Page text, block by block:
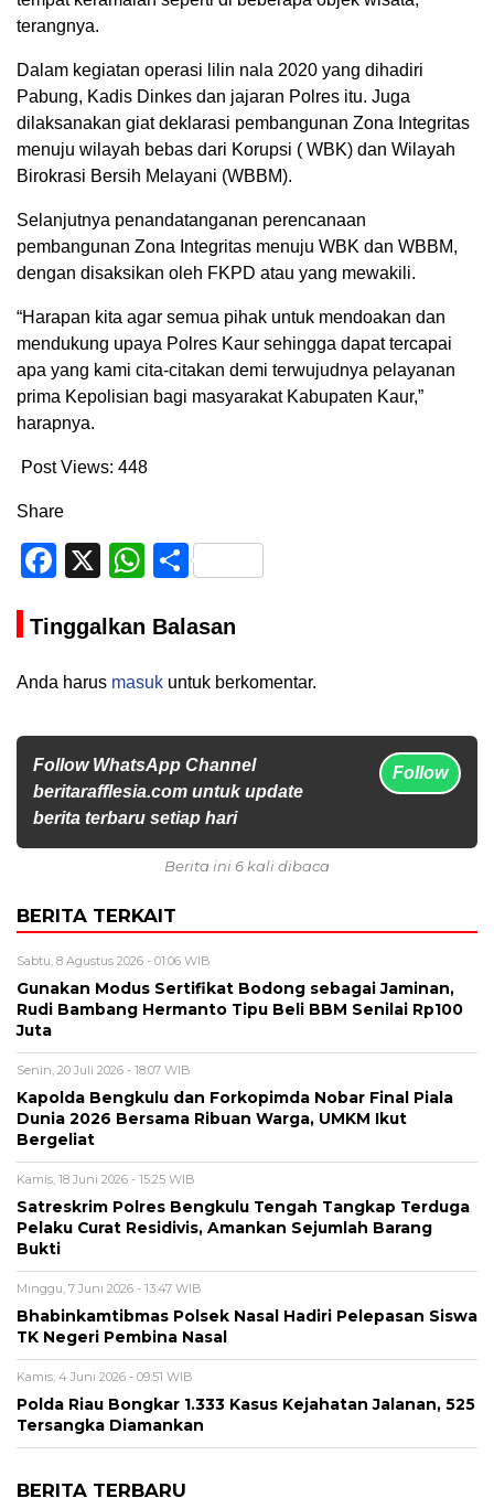
terangnya.
Dalam kegiatan operasi lilin nala 2020 yang dihadiri
Pabung, Kadis Dinkes dan jajaran Polres itu. Juga
dilaksanakan giat deklarasi pembangunan Zona Integritas
menuju wilayah bebas dari Korupsi ( WBK) dan Wilayah
Birokrasi Bersih Melayani (WBBM).
Selanjutnya penandatanganan perencanaan
pembangunan Zona Integritas menuju WBK dan WBBM,
dengan disaksikan oleh FKPD atau yang mewakili.
“Harapan kita agar semua pihak untuk mendoakan dan
mendukung upaya Polres Kaur sehingga dapat tercapai
apa yang kami cita-citakan demi terwujudnya pelayanan
prima Kepolisian bagi masyarakat Kabupaten Kaur,”
harapnya.
Post Views: 448
Share
Facebook
X WhatsApp
Share
Tinggalkan Balasan
Anda harus masuk untuk berkomentar.
Follow WhatsApp Channel
beritarafflesia.com untuk update
berita terbaru setiap hari
Follow
Berita ini 6 kali dibaca
BERITA TERKAIT
Sabtu, 8 Agustus 2026 - 01:06 WIB
Gunakan Modus Sertifikat Bodong sebagai Jaminan,
Rudi Bambang Hermanto Tipu Beli BBM Senilai Rp100
Juta
Senin, 20 Juli 2026 - 18:07 WIB
Kapolda Bengkulu dan Forkopimda Nobar Final Piala
Dunia 2026 Bersama Ribuan Warga, UMKM Ikut
Bergeliat
Kamis, 18 Juni 2026 - 15:25 WIB
Satreskrim Polres Bengkulu Tengah Tangkap Terduga
Pelaku Curat Residivis, Amankan Sejumlah Barang
Bukti
Minggu, 7 Juni 2026 - 13:47 WIB
Bhabinkamtibmas Polsek Nasal Hadiri Pelepasan Siswa
TK Negeri Pembina Nasal
Kamis, 4 Juni 2026 - 09:51 WIB
Polda Riau Bongkar 1.333 Kasus Kejahatan Jalanan, 525
Tersangka Diamankan
BERITA TERBARU